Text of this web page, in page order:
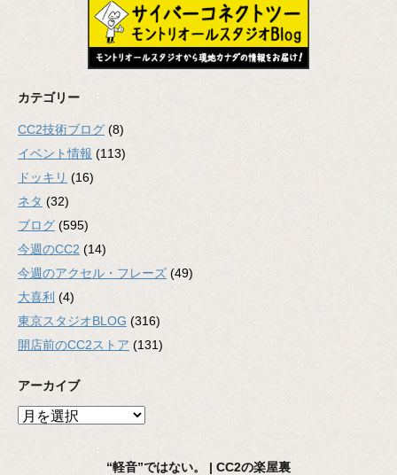
カテゴリー
CC2技術ブログ (8)
イベント情報 (113)
ドッキリ (16)
ネタ (32)
ブログ (595)
今週のCC2 (14)
今週のアクセル・フレーズ (49)
大喜利 (4)
東京スタジオBLOG (316)
開店前のCC2ストア (131)
アーカイブ
ア
“軽音”ではない。 | CC2の楽屋裏